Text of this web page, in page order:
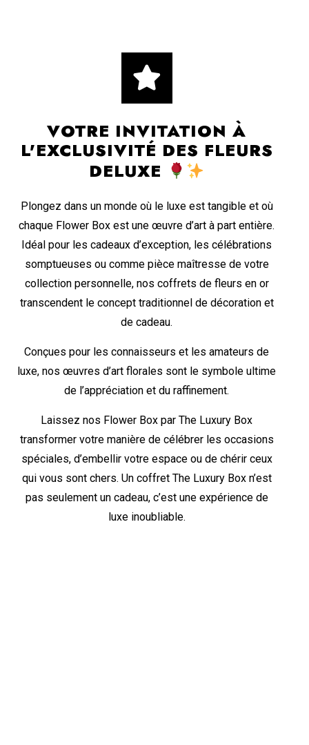
VOTRE INVITATION À
L'EXCLUSIVITÉ DES FLEURS
DELUXE
Plongez dans un monde où le luxe est tangible et où
chaque Flower Box est une œuvre d’art à part entière.
Idéal pour les cadeaux d’exception, les célébrations
somptueuses ou comme pièce maîtresse de votre
collection personnelle, nos coffrets de fleurs en or
transcendent le concept traditionnel de décoration et
de cadeau.
Conçues pour les connaisseurs et les amateurs de
luxe, nos œuvres d’art florales sont le symbole ultime
de l’appréciation et du raffinement.
Laissez nos Flower Box par The Luxury Box
transformer votre manière de célébrer les occasions
spéciales, d’embellir votre espace ou de chérir ceux
qui vous sont chers. Un coffret The Luxury Box n’est
pas seulement un cadeau, c’est une expérience de
luxe inoubliable.